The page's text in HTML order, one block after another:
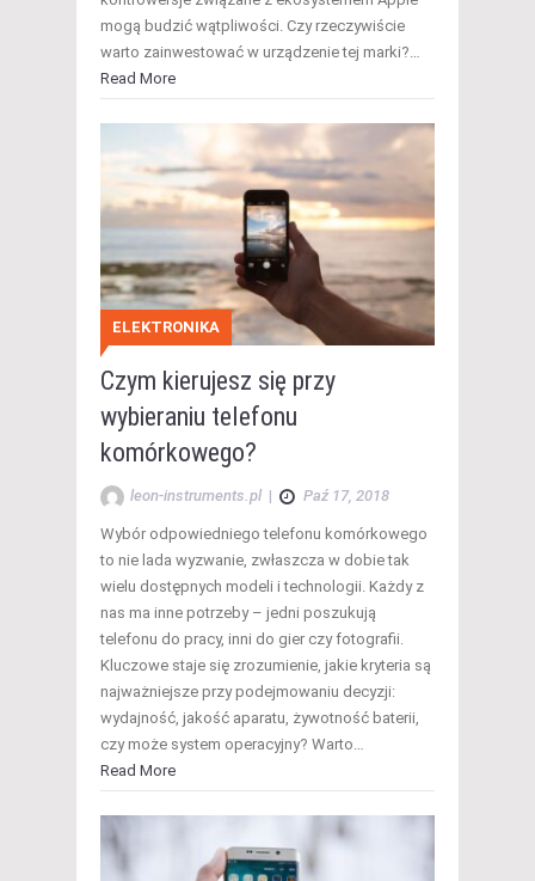
mogą budzić wątpliwości. Czy rzeczywiście
warto zainwestować w urządzenie tej marki?…
Read More
ELEKTRONIKA
Czym kierujesz się przy
wybieraniu telefonu
komórkowego?
leon-instruments.pl | Paź 17, 2018
Wybór odpowiedniego telefonu komórkowego
to nie lada wyzwanie, zwłaszcza w dobie tak
wielu dostępnych modeli i technologii. Każdy z
nas ma inne potrzeby – jedni poszukują
telefonu do pracy, inni do gier czy fotografii.
Kluczowe staje się zrozumienie, jakie kryteria są
najważniejsze przy podejmowaniu decyzji:
wydajność, jakość aparatu, żywotność baterii,
czy może system operacyjny? Warto…
Read More